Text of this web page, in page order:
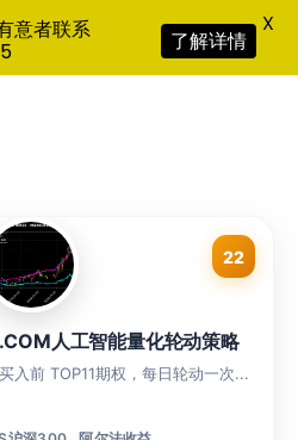
22
人工智能量化轮动策略
入前 TOP11期权，每日轮动一次...
意者联系
了解详情
X